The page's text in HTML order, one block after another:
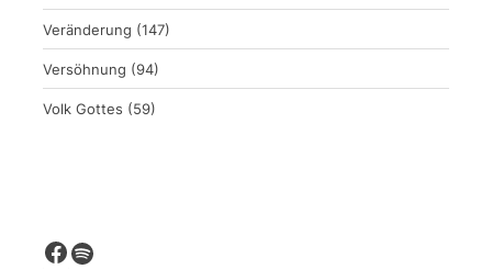
Veränderung (147)
Versöhnung (94)
Volk Gottes (59)
Facebook
Spotify